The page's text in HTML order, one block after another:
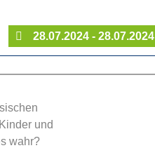
28.07.2024 - 28.07.2024
und
wahr?